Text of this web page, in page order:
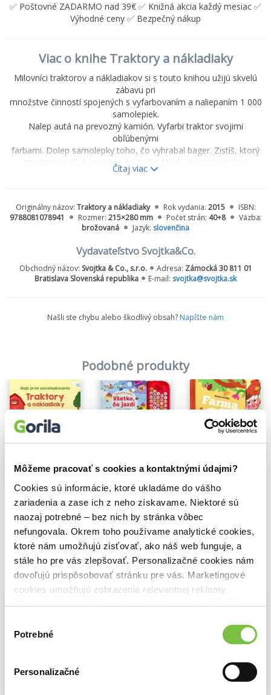
Môžeme pracovať s cookies a kontaktnými údajmi?
Cookies sú informácie, ktoré ukladáme do vášho
zariadenia a zase ich z neho získavame. Niektoré sú
naozaj potrebné – bez nich by stránka vôbec
nefungovala. Okrem toho používame analytické cookies,
ktoré nám umožňujú zisťovať, ako náš web funguje, a
stále ho pre vás zlepšovať. Personalizačné cookies nám
dovoľujú prispôsobovať stránku pre vás. Marketingové
cookies umožňujú zobrazenie relevantnej reklamy.
Niektoré údaje zdieľame aj s tretími stranami. Veľmi by
cookies.
súhlasu
Potrebné
Personalizačné
✅ Poštovné ZADARMO nad 39€ ✅ Knižná akcia každý mesiac ✅
Výhodné ceny ✅ Bezpečný nákup
Viac o knihe Traktory a nákladiaky
Milovníci traktorov a nákladiakov si s touto knihou užijú skvelú
zábavu pri
množstve činností spojených s vyfarbovaním a naliepaním 1 000
samolepiek.
Nalep autá na prevozný kamión. Vyfarbi traktor svojimi
obľúbenými
farbami. Dolep samolepky toho, čo vyhrabal bager. Zistíš, ktorý
z traktorov dôjde najskôr do cieľa? Nájdi v kontajneri šesť
predmetov... Uži
knižky plnej
traktorov a nákladiakov, ktoré si môžeš nalepiť buď priamo do
tejto knihy,
alebo kamkoľvek budeš chcieť!
Čítaj viac
Originálny názov: Traktory a nákladiaky Rok vydania: 2015
ISBN:
9788081078941
Rozmer: 215×280 mm Počet strán: 40+8
Väzba:
brožovaná
Jazyk: slovenčina
Vydavateľstvo Svojtka&Co.
Obchodný názov: Svojtka & Co., s.r.o. Adresa: Zámocká 30 811 01
Bratislava Slovenská republika
E-mail: svojtka@svojtka.sk
Našli ste chybu alebo škodlivý obsah? Napíšte nám
Podobné produkty
Na sklade
Moje prvé samolepkovanie - Traktory a nákladiaky
3,80€
Na sklade
Všetko, čo jazdí
13,90€ Farma
6,80€
Vybrané pre teba